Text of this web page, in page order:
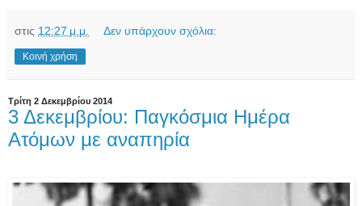
στις 12:27 μ.μ. Δεν υπάρχουν σχόλια:
Κοινή χρήση
Τρίτη 2 Δεκεμβρίου 2014
3 Δεκεμβρίου: Παγκόσμια Ημέρα
Ατόμων με αναπηρία